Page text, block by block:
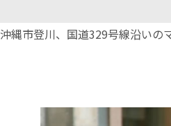
沖縄市登川、国道329号線沿いの